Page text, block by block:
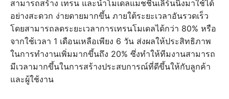
สามารถสร้าง เทรน และนำโมเดลแมชชีนเลิร์นนิ่งมาใช้ได้
อย่างสะดวก ง่ายดายมากขึ้น ภายใต้ระยะเวลาอันรวดเร็ว
โดยสามารถลดระยะเวลาการเทรนโมเดลได้กว่า 80% หรือ
จากใช้เวลา 1 เดือนเหลือเพียง 6 วัน ส่งผลให้ประสิทธิภาพ
ในการทำงานเพิ่มมากขึ้นถึง 20% ซึ่งทำให้ทีมงานสามารถ
มีเวลามากขึ้นในการสร้างประสบการณ์ที่ดีขึ้นให้กับลูกค้า
และผู้ใช้งาน